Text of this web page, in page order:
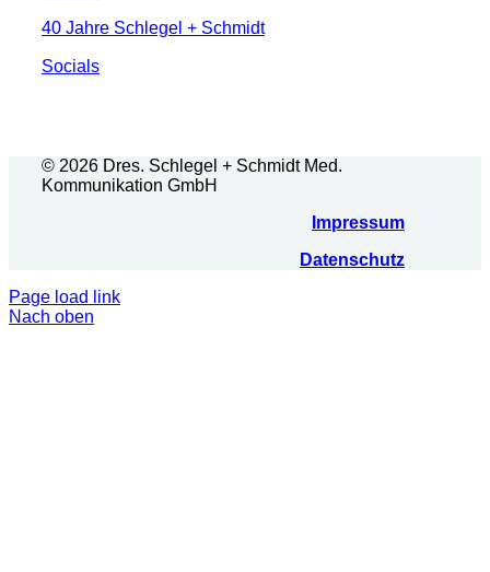
40 Jahre Schlegel + Schmidt
Socials
© 2026 Dres. Schlegel + Schmidt Med.
Kommunikation GmbH
Impressum
Datenschutz
Page load link
Nach oben